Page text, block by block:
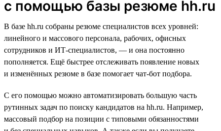
с помощью базы резюме hh.ru
В базе hh.ru собраны резюме специалистов всех уровней:
линейного и массового персонала, рабочих, офисных
сотрудников и ИТ-специалистов, — и она постоянно
пополняется. Ещё быстрее отслеживать появление новых
и изменённых резюме в базе помогает чат-бот подбора.
С его помощью можно автоматизировать большую часть
рутинных задач по поиску кандидатов на hh.ru. Например,
массовый подбор на позиции с типовыми обязанностями